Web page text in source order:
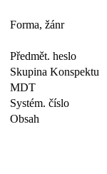
Forma, žánr
Předmět. heslo
Skupina Konspektu
MDT
Systém. číslo
Obsah